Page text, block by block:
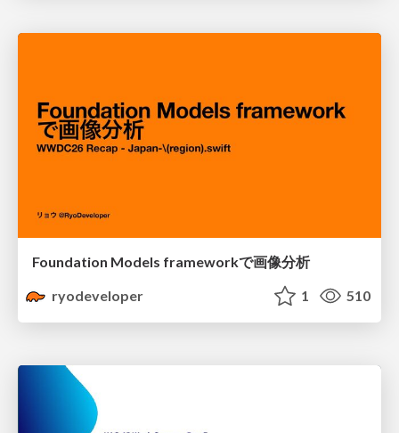
Foundation Models frameworkで画像分析
ryodeveloper
1 510